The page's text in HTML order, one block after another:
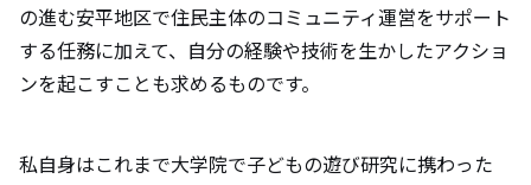
移住を検討している方にメッセージをお願
いします。
の進む安平地区で住民主体のコミュニティ運営をサポート
する任務に加えて、自分の経験や技術を生かしたアクショ
ンを起こすことも求めるものです。
私自身はこれまで大学院で子どもの遊び研究に携わった